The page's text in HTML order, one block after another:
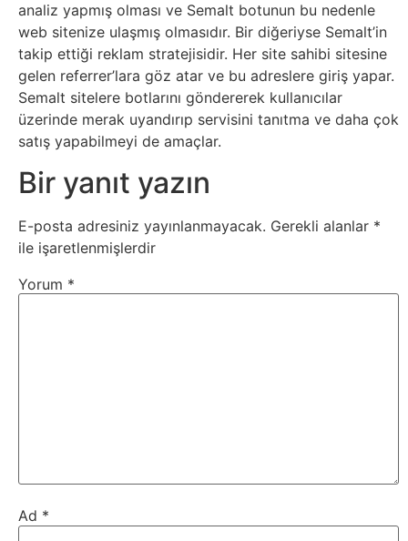
Çizgi
Film
Diğer
Sosyal
Medyalar
Din
Eğitim
analiz yapmış olması ve Semalt botunun bu nedenle
web sitenize ulaşmış olmasıdır. Bir diğeriyse Semalt’in
takip ettiği reklam stratejisidir. Her site sahibi sitesine
gelen referrer’lara göz atar ve bu adreslere giriş yapar.
Semalt sitelere botlarını göndererek kullanıcılar
üzerinde merak uyandırıp servisini tanıtma ve daha çok
satış yapabilmeyi de amaçlar.
Bir yanıt yazın
E-posta adresiniz yayınlanmayacak. Gerekli alanlar *
ile işaretlenmişlerdir
Yorum *
Ad *